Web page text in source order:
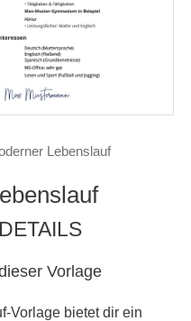
Lebenslauf
Vorlage
Vorlage bietet dir ein